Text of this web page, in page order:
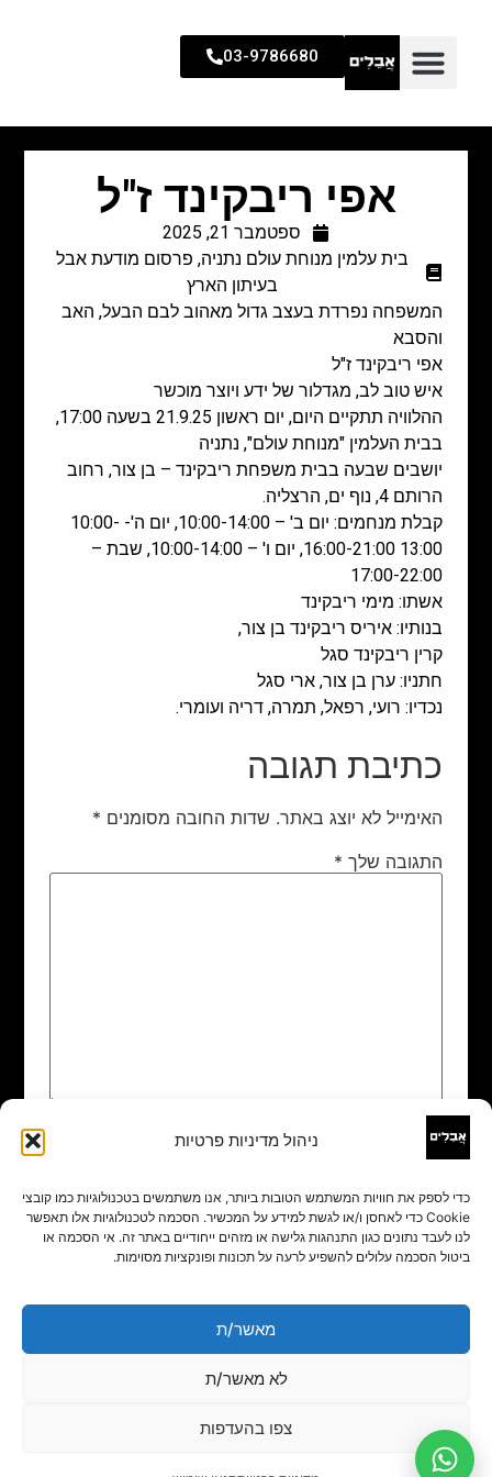
ניהול מדיניות פרטיות
כדי לספק את חוויות המשתמש הטובות ביותר, אנו משתמשים בטכנולוגיות כמו קובצי
Cookie כדי לאחסן ו/או לגשת למידע על המכשיר. הסכמה לטכנולוגיות אלו תאפשר
לנו לעבד נתונים כגון התנהגות גלישה או מזהים ייחודיים באתר זה. אי הסכמה או
ביטול הסכמה עלולים להשפיע לרעה על תכונות ופונקציות מסוימות.
מאשר/ת
לא מאשר/ת
צפו בהעדפות
03-9786680
אפי ריבקינד ז"ל
ספטמבר 21, 2025
בית עלמין מנוחת עולם נתניה, פרסום מודעת אבל
בעיתון הארץ
המשפחה נפרדת בעצב גדול מאהוב לבם הבעל, האב
והסבא
אפי ריבקינד ז"ל
איש טוב לב, מגדלור של ידע ויוצר מוכשר
ההלוויה תתקיים היום, יום ראשון 21.9.25 בשעה 17:00,
בבית העלמין "מנוחת עולם", נתניה
יושבים שבעה בבית משפחת ריבקינד – בן צור, רחוב
הרותם 4, נוף ים, הרצליה.
קבלת מנחמים: יום ב' – 10:00-14:00, יום ה'- 10:00-
13:00 16:00-21:00, יום ו' – 10:00-14:00, שבת –
17:00-22:00
אשתו: מימי ריבקינד
בנותיו: איריס ריבקינד בן צור,
קרין ריבקינד סגל
חתניו: ערן בן צור, ארי סגל
נכדיו: רועי, רפאל, תמרה, דריה ועומרי.
כתיבת תגובה
האימייל לא יוצג באתר. שדות החובה מסומנים *
התגובה שלך *
שם
אימייל*